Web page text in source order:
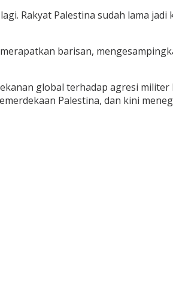
Rakyat Palestina sudah lama
barisan,
global terhadap agresi
Palestina, dan kini